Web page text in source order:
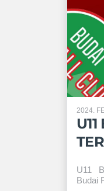
2024.
U11
Budai